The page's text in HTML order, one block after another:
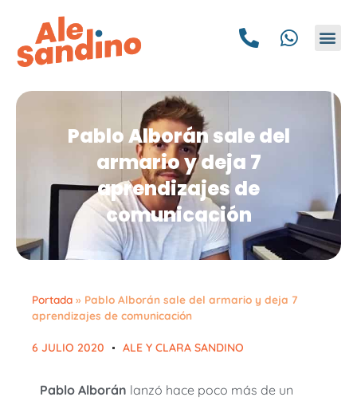
Pablo Alborán sale del
armario y deja 7
aprendizajes de
comunicación
Portada » Pablo Alborán sale del armario y deja 7
aprendizajes de comunicación
6 JULIO 2020 ALE Y CLARA SANDINO
Pablo Alborán lanzó hace poco más de un